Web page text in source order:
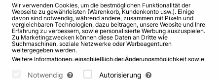
Die erste Komposition in der kreativen Biografie
der Künstlerin war das Musikvideo "Winternacht",
das auf Anhieb ein Hit und eine Visitenkarte der
15-jährigen Sängerin wurde. Es folgten die Songs
"Sometimes" und "Spring", und im Herbst 1999
Titel "Alsu". In den ersten 6 Monaten verkaufte sich
Wir verwenden Cookies, um die bestmöglichen Funktionalität der
Webseite zu gewährleisten (Warenkorb, Kundenkonto usw.). Einige
davon sind notwendig, während andere, zusammen mit Pixeln und
vergleichbaren Technologien, dazu beitragen, unsere Website und Ihre
Erfahrung zu verbessern, sowie personalisierte Werbung auszuspielen.
Zu Marketingzwecken können diese Daten an Dritte wie
Suchmaschinen, soziale Netzwerke oder Werbeagenturen
weitergegeben werden.
Weitere Informationen, einschließlich der Änderungsmöglichkeit sowie
Bitte wählen Sie unten aus, welche Cookies gesetzt werden können
Notwendig Autorisierung